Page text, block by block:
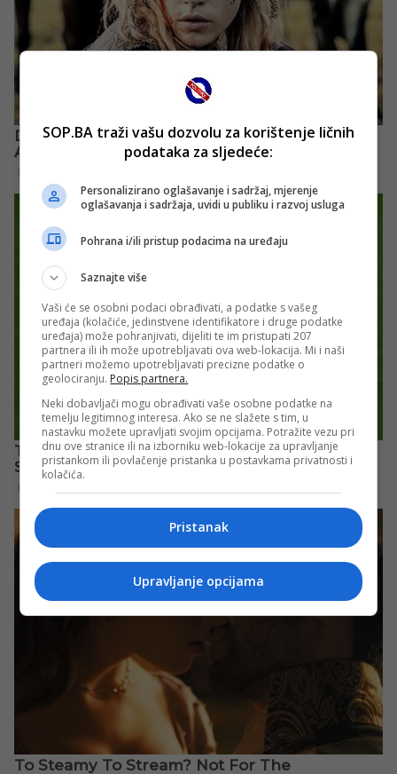
SOP.BA traži vašu dozvolu za korištenje ličnih
podataka za sljedeće:
Personalizirano oglašavanje i sadržaj, mjerenje
oglašavanja i sadržaja, uvidi u publiku i razvoj usluga
Pohrana i/ili pristup podacima na uređaju
Saznajte više
Vaši će se osobni podaci obrađivati, a podatke s vašeg
uređaja (kolačiće, jedinstvene identifikatore i druge podatke
uređaja) može pohranjivati, dijeliti te im pristupati 207
partnera ili ih može upotrebljavati ova web-lokacija. Mi i naši
partneri možemo upotrebljavati precizne podatke o
geolociranju. Popis partnera.
Neki dobavljači mogu obrađivati vaše osobne podatke na
temelju legitimnog interesa. Ako se ne slažete s tim, u
nastavku možete upravljati svojim opcijama. Potražite vezu pri
dnu ove stranice ili na izborniku web-lokacije za upravljanje
pristankom ili povlačenje pristanka u postavkama privatnosti i
kolačića.
Pristanak
Upravljanje opcijama